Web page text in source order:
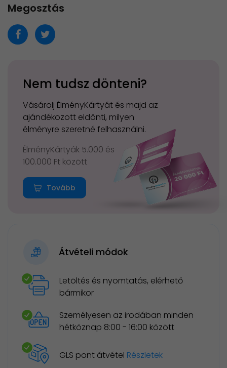
Megosztás
Nem tudsz dönteni?
Vásárolj ÉlményKártyát és majd az
ajándékozott eldönti, milyen
élményre szeretné felhasználni.
ÉlményKártyák 5.000 és
100.000 Ft között
Tovább
Átvételi módok
Letöltés és nyomtatás, elérhető
bármikor
Személyesen az irodában minden
hétköznap 8:00 - 16:00 között
GLS pont átvétel Részletek